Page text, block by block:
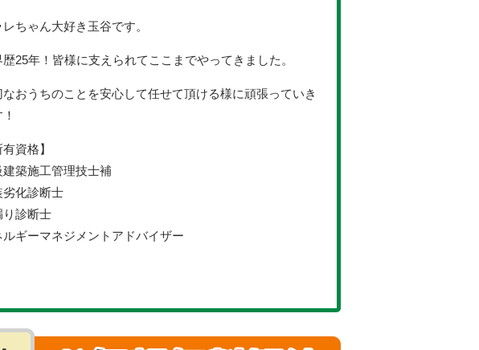
レちゃん大好き玉谷です。
歴25年！皆様に支えられてここまでやってきました。
なおうちのことを安心して任せて頂ける様に頑張っていき
有資格】
建築施工管理技士補
劣化診断士
り診断士
ルギーマネジメントアドバイザー